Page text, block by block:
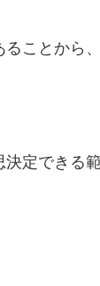
ることから
決定できる